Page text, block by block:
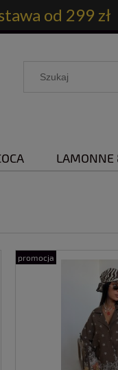
od 299 zł
promocja